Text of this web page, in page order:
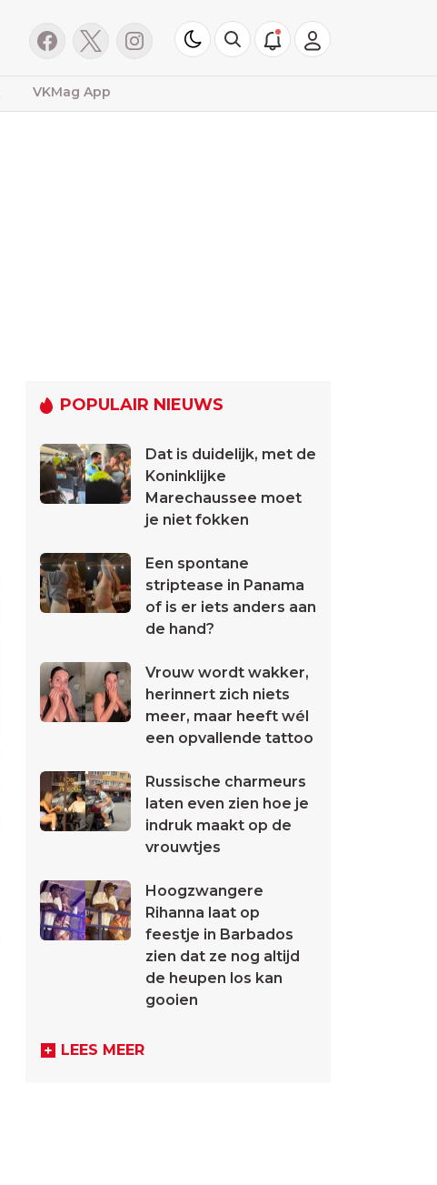
VKMag App
POPULAIR NIEUWS
Dat is duidelijk, met de
Koninklijke
Marechaussee moet
je niet fokken
Een spontane
striptease in Panama
of is er iets anders aan
de hand?
Vrouw wordt wakker,
herinnert zich niets
meer, maar heeft wél
een opvallende tattoo
Russische charmeurs
laten even zien hoe je
indruk maakt op de
vrouwtjes
Hoogzwangere
Rihanna laat op
feestje in Barbados
zien dat ze nog altijd
de heupen los kan
gooien
LEES MEER